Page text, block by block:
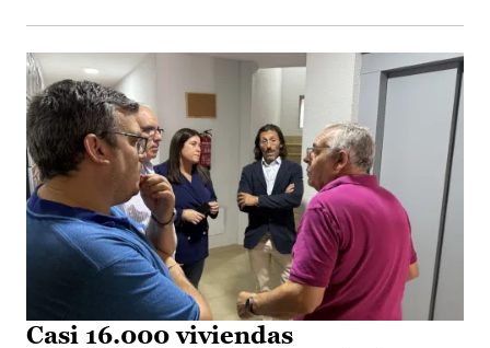
Casi 16.000 viviendas